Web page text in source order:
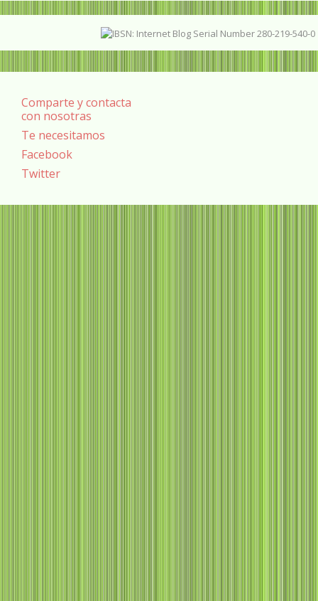
Comparte y contacta
con nosotras
Te necesitamos
Facebook
Twitter